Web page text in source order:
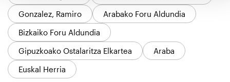
Gonzalez, Ramiro
Arabako Foru Aldundia
Bizkaiko Foru Aldundia
Gipuzkoako Ostalaritza Elkartea
Araba
Euskal Herria